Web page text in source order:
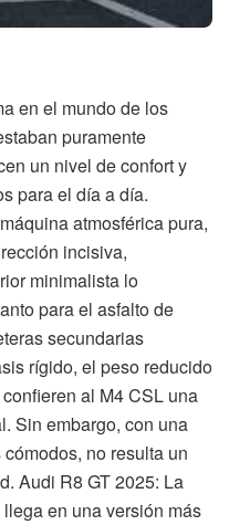
en el mundo de los
puramente
un nivel de confort y
para el día a día.
atmosférica pura,
incisiva,
minimalista lo
para el asfalto de
secundarias
rígido, el peso reducido
al M4 CSL una
Sin embargo, con una
no resulta un
Audi R8 GT 2025: La
en una versión más